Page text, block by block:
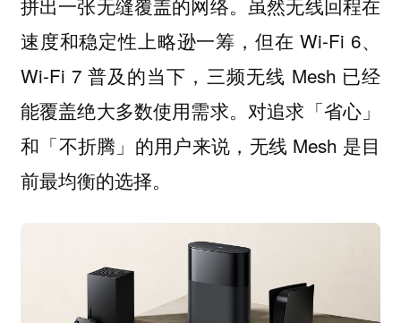
拼出一张无缝覆盖的网络。虽然无线回程在
速度和稳定性上略逊一筹，但在 Wi-Fi 6、
Wi-Fi 7 普及的当下，三频无线 Mesh 已经
能覆盖绝大多数使用需求。对追求「省心」
和「不折腾」的用户来说，无线 Mesh 是目
前最均衡的选择。